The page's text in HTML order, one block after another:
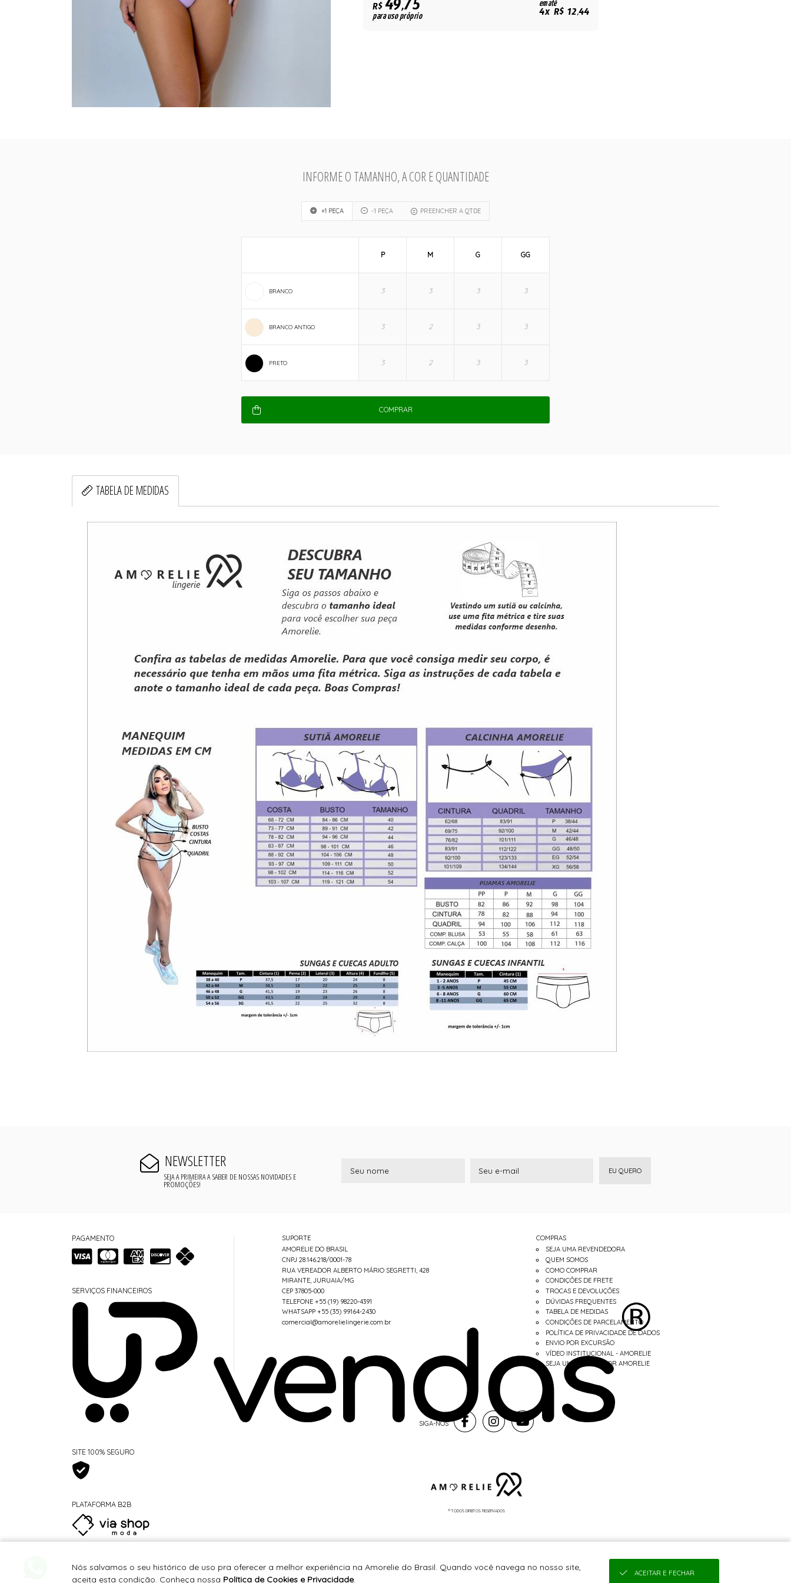
R$49,75
para uso próprio
em até
4x R$ 12,44
INFORME O TAMANHO, A COR E QUANTIDADE
+1 PEÇA -1 PEÇA PREENCHER A QTDE
BRANCO
BRANCO ANTIGO
PRETO
P M G GG
COMPRAR
TABELA DE MEDIDAS
NEWSLETTER
SEJA A PRIMEIRA A SABER DE NOSSAS NOVIDADES E
PROMOÇÕES!
EU QUERO
PAGAMENTO
SERVIÇOS FINANCEIROS
SITE 100% SEGURO
PLATAFORMA B2B
SUPORTE
AMORELIE DO BRASIL
CNPJ 28.146.218/0001-78
RUA VEREADOR ALBERTO MÁRIO SEGRETTI, 428
MIRANTE, JURUAIA/MG
CEP 37805-000
TELEFONE +55 (19) 98220-4391
WHATSAPP +55 (35) 99164-2430
comercial@amorelielingerie.com.br
COMPRAS
SEJA UMA REVENDEDORA
QUEM SOMOS
COMO COMPRAR
CONDIÇÕES DE FRETE
TROCAS E DEVOLUÇÕES
DÚVIDAS FREQUENTES
TABELA DE MEDIDAS
CONDIÇÕES DE PARCELAMENTO
POLÍTICA DE PRIVACIDADE DE DADOS
ENVIO POR EXCURSÃO
VÍDEO INSTITUCIONAL - AMORELIE
SEJA UM REVENDEDOR AMORELIE
® TODOS DIREITOS RESERVADOS
Nós salvamos o seu histórico de uso pra oferecer a melhor experiência na Amorelie do Brasil. Quando você navega no nosso site,
aceita esta condição. Conheça nossa Política de Cookies e Privacidade.
ACEITAR E FECHAR